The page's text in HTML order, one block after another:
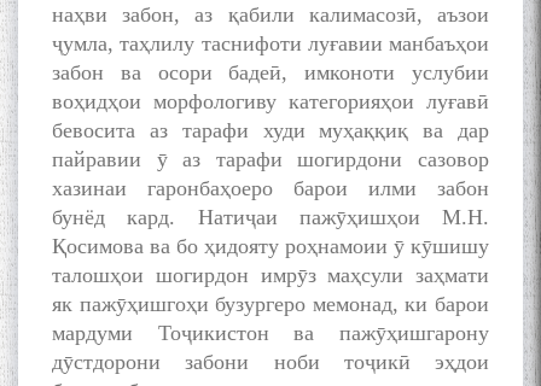
наҳви забон, аз қабили калимасозӣ, аъзои
ҷумла, таҳлилу таснифоти луғавии манбаъҳои
забон ва осори бадеӣ, имконоти услубии
воҳидҳои морфологиву категорияҳои луғавӣ
бевосита аз тарафи худи муҳаққиқ ва дар
пайравии ӯ аз тарафи шогирдони сазовор
хазинаи гаронбаҳоеро барои илми забон
бунёд кард. Натиҷаи пажӯҳишҳои М.Н.
Қосимова ва бо ҳидояту роҳнамоии ӯ кӯшишу
талошҳои шогирдон имрӯз маҳсули заҳмати
як пажӯҳишгоҳи бузургеро мемонад, ки барои
мардуми Тоҷикистон ва пажӯҳишгарону
дӯстдорони забони ноби тоҷикӣ эҳдои